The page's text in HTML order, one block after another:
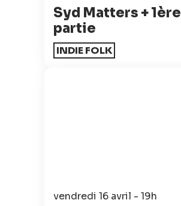
Syd Matters + 1ère
partie
INDIE FOLK
vendredi 16 avril - 19h